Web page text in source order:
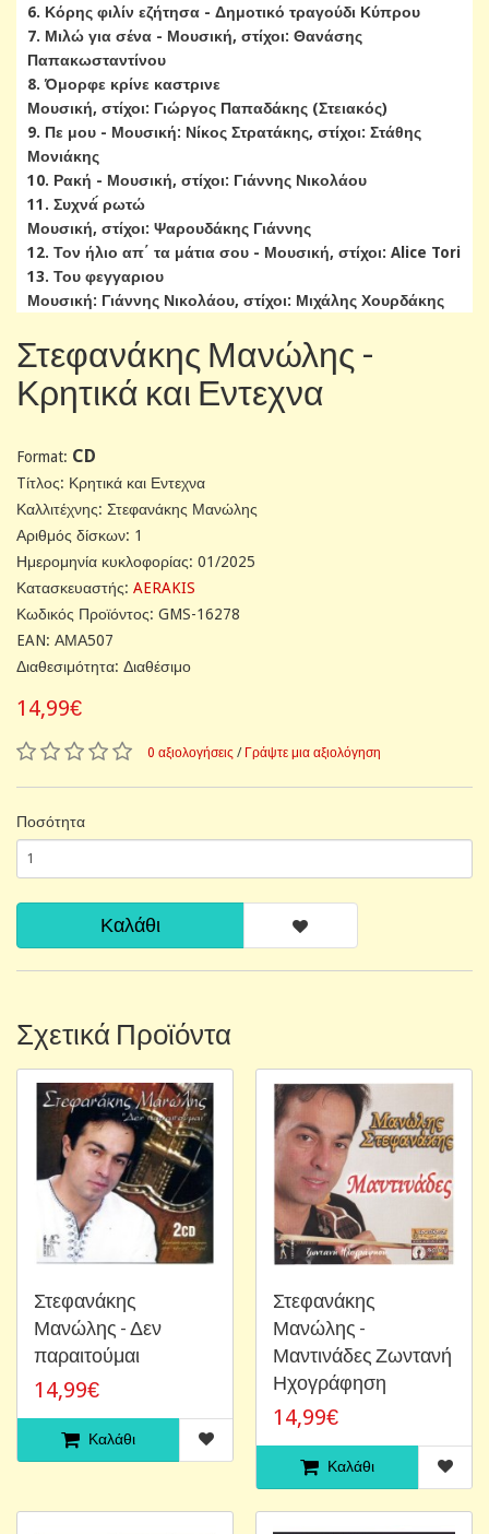
6. Κόρης φιλίν εζήτησα - Δημοτικό τραγούδι Κύπρου
7. Μιλώ για σένα - Μουσική, στίχοι: Θανάσης
Παπακωσταντίνου
8. Όμορφε κρίνε καστρινε
Μουσική, στίχοι: Γιώργος Παπαδάκης (Στειακός)
9. Πε μου - Μουσική: Νίκος Στρατάκης, στίχοι: Στάθης
Μονιάκης
10. Ρακή - Μουσική, στίχοι: Γιάννης Νικολάου
11. Συχνά́ ρωτώ
Μουσική, στίχοι: Ψαρουδάκης Γιάννης
12. Τον ήλιο απ΄ τα μάτια σου - Μουσική, στίχοι: Alice Tori
13. Του φεγγαριου
Μουσική: Γιάννης Νικολάου, στίχοι: Μιχάλης Χουρδάκης
Στεφανάκης Μανώλης -
Κρητικά και Εντεχνα
Format: CD
Tίτλος: Κρητικά και Εντεχνα
Καλλιτέχνης: Στεφανάκης Μανώλης
Αριθμός δίσκων: 1
Ημερομηνία κυκλοφορίας: 01/2025
Κατασκευαστής: AERAKIS
Κωδικός Προϊόντος: GMS-16278
EAN: ΑΜΑ507
Διαθεσιμότητα: Διαθέσιμο
14,99€
0 αξιολογήσεις / Γράψτε μια αξιολόγηση
Ποσότητα
Καλάθι
Σχετικά Προϊόντα
Στεφανάκης
Μανώλης - Δεν
παραιτούμαι
14,99€
Καλάθι
Στεφανάκης
Μανώλης -
Μαντινάδες Ζωντανή
Ηχογράφηση
14,99€
Καλάθι